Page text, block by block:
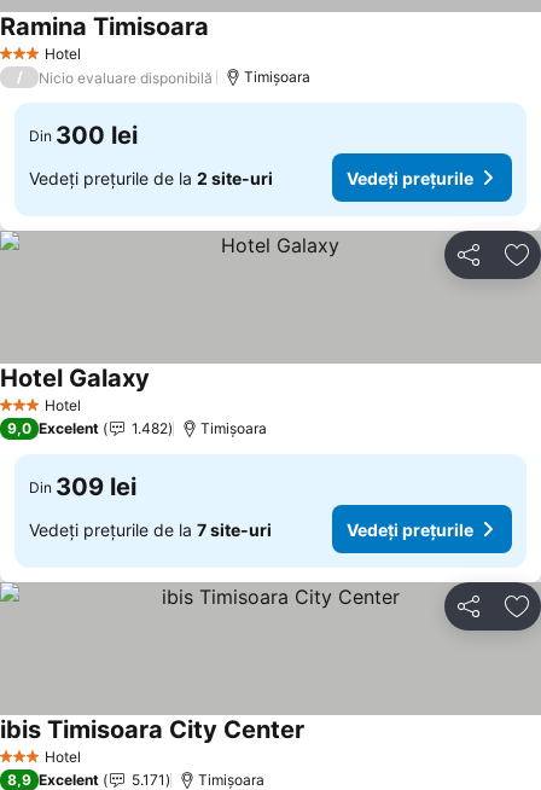
3 SteleHotel
Ramina Timisoara
/ Nicio evaluare disponibilă Timișoara
Din 300 lei
Vedeți prețurile de la 2 site-uri Vedeți prețurile
Distribuiți
3 SteleHotel
Hotel Galaxy
9,0 Excelent 1.482 Timișoara
Din 309 lei
Vedeți prețurile de la 7 site-uri Vedeți prețurile
Distribuiți
3 SteleHotel
ibis Timisoara City Center
8,9 Excelent 5.171 Timișoara